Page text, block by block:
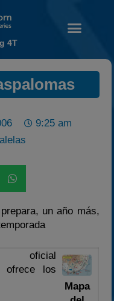
Calendario
Temporada 2026
Temporadas anteriores
2022
2023
4T
9:25 am
un año más,
ofrece los
Mapa